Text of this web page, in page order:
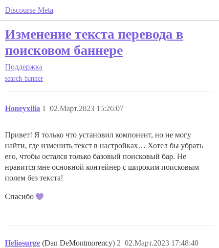
Discourse Meta
Изменение текста перевода в
поисковом баннере
Поддержка
search-banner
Honeyxilia 02.Март.2023 15:26:07
1
Привет! Я только что установил компонент, но не могу
найти, где изменить текст в настройках… Хотел бы убрать
его, чтобы остался только базовый поисковый бар. Не
нравится мне основной контейнер с широким поисковым
полем без текста!
Спасибо
Heliosurge (Dan DeMontmorency) 02.Март.2023 17:48:40
2